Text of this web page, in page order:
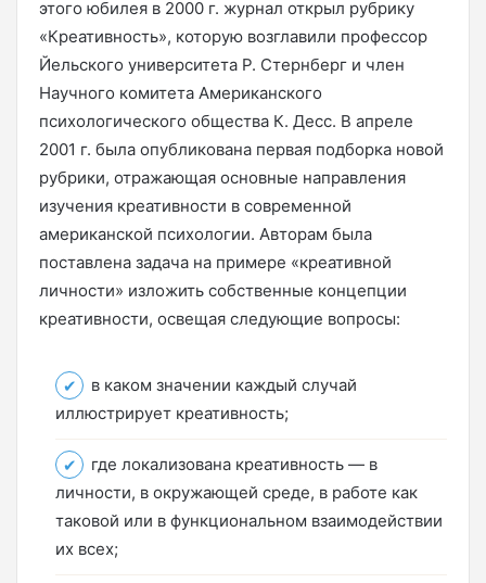
этого юбилея в 2000 г. журнал открыл рубрику
«Креативность», которую возглавили профессор
Йельского университета Р. Стернберг и член
Научного комитета Американского
психологического общества К. Десс. В апреле
2001 г. была опубликована первая подборка новой
рубрики, отражающая основные направления
изучения креативности в современной
американской психологии. Авторам была
поставлена задача на примере «креативной
личности» изложить собственные концепции
креативности, освещая следующие вопросы:
в каком значении каждый случай
иллюстрирует креативность;
где локализована креативность — в
личности, в окружающей среде, в работе как
таковой или в функциональном взаимодействии
их всех;